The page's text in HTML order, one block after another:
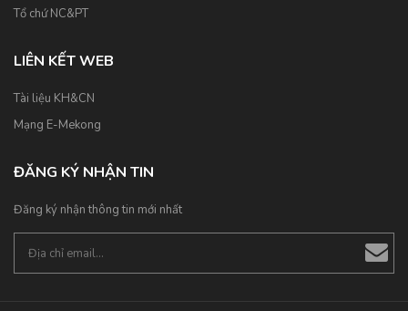
Tổ chứ NC&PT
LIÊN KẾT WEB
Tài liệu KH&CN
Mạng E-Mekong
ĐĂNG KÝ NHẬN TIN
Đăng ký nhận thông tin mới nhất